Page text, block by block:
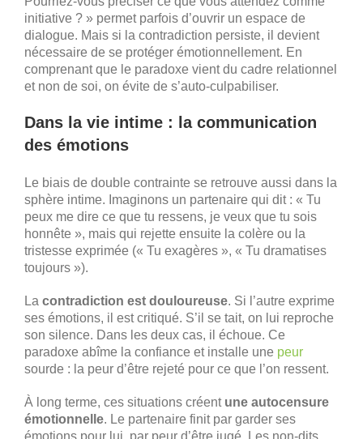
initiative ? » permet parfois d’ouvrir un espace de
dialogue. Mais si la contradiction persiste, il devient
nécessaire de se protéger émotionnellement. En
comprenant que le paradoxe vient du cadre relationnel
et non de soi, on évite de s’auto-culpabiliser.
Dans la vie intime : la communication
des émotions
Le biais de double contrainte se retrouve aussi dans la
sphère intime. Imaginons un partenaire qui dit : « Tu
peux me dire ce que tu ressens, je veux que tu sois
honnête », mais qui rejette ensuite la colère ou la
tristesse exprimée (« Tu exagères », « Tu dramatises
toujours »).
La contradiction est douloureuse. Si l’autre exprime
ses émotions, il est critiqué. S’il se tait, on lui reproche
son silence. Dans les deux cas, il échoue. Ce
paradoxe abîme la confiance et installe une peur
sourde : la peur d’être rejeté pour ce que l’on ressent.
À long terme, ces situations créent une autocensure
émotionnelle. Le partenaire finit par garder ses
émotions pour lui, par peur d’être jugé. Les non-dits